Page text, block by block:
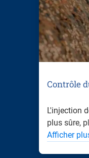
Contrôle
L'injection
plus sûre,
Afficher